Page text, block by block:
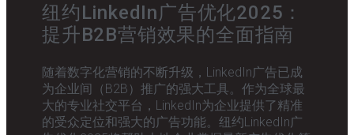
纽约LinkedIn广告优化2025：
提升B2B营销效果的全面指南
随着数字化营销的不断升级，LinkedIn广告已成
为企业间（B2B）推广的强大工具。作为全球最
大的专业社交平台，LinkedIn为企业提供了精准
的受众定位和强大的广告功能。纽约LinkedIn广